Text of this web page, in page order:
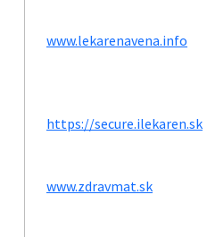
www.lekarenavena.info
https://secure.ilekaren.sk
www.zdravmat.sk